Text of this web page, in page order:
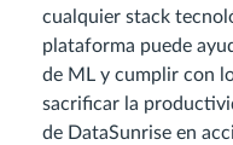
cualquier stack
plataforma puede
de ML y cumplir con
sacrificar la
de DataSunrise en